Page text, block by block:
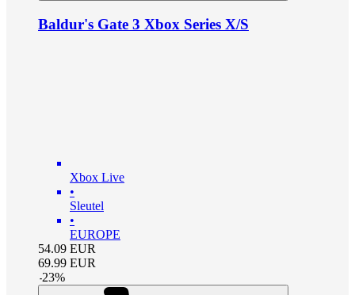
Baldur's Gate 3 Xbox Series X/S
Xbox Live
•
Sleutel
•
EUROPE
54.09 EUR
69.99 EUR
-23%